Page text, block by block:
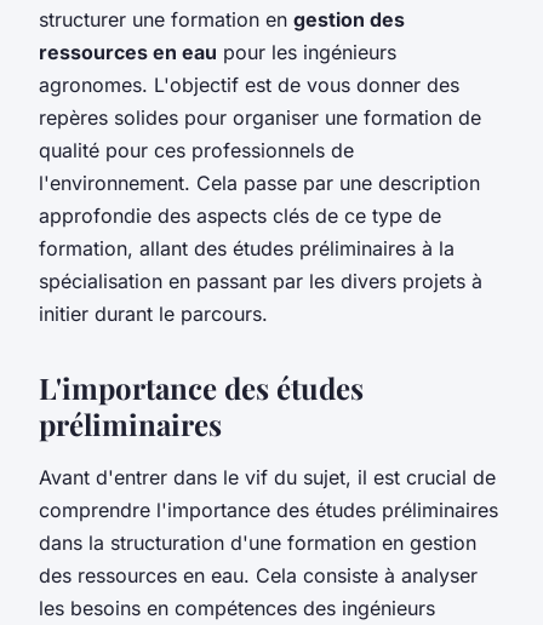
structurer une formation en gestion des
ressources en eau pour les ingénieurs
agronomes. L'objectif est de vous donner des
repères solides pour organiser une formation de
qualité pour ces professionnels de
l'environnement. Cela passe par une description
approfondie des aspects clés de ce type de
formation, allant des études préliminaires à la
spécialisation en passant par les divers projets à
initier durant le parcours.
L'importance des études
préliminaires
Avant d'entrer dans le vif du sujet, il est crucial de
comprendre l'importance des études préliminaires
dans la structuration d'une formation en gestion
des ressources en eau. Cela consiste à analyser
les besoins en compétences des ingénieurs